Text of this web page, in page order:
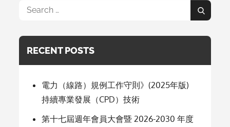
Search
Search
RECENT POSTS
電力（線路）規例工作守則》(2025年版)
持續專業發展（CPD）技術
第十七屆週年會員大會暨 2026-2030 年度